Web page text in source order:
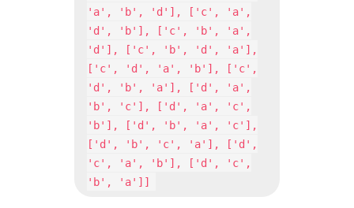
'a', 'b', 'd'], ['c', 'a',
'd', 'b'], ['c', 'b', 'a',
'd'], ['c', 'b', 'd', 'a'],
['c', 'd', 'a', 'b'], ['c',
'd', 'b', 'a'], ['d', 'a',
'b', 'c'], ['d', 'a', 'c',
'b'], ['d', 'b', 'a', 'c'],
['d', 'b', 'c', 'a'], ['d',
'c', 'a', 'b'], ['d', 'c',
'b', 'a']]